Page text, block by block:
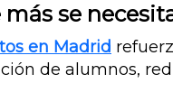
se
en Madrid
de alumnos,